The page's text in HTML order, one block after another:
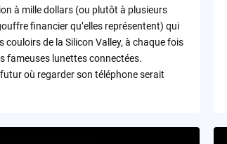
à mille dollars (ou plutôt à plusieurs
financier qu’elles représentent) qui
couloirs de la Silicon Valley, à chaque fois
fameuses lunettes connectées.
futur où regarder son téléphone serait